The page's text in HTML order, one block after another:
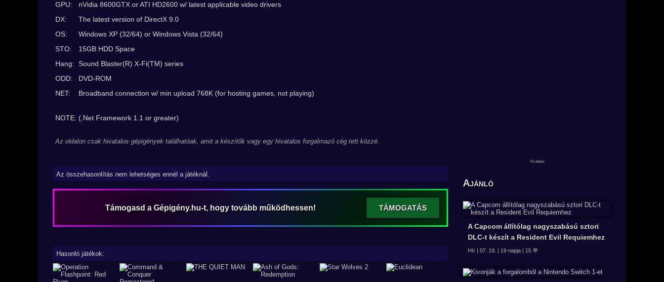
GPU:
nVidia 8600GTX or ATI HD2600 w/ latest applicable video drivers
DX:
The latest version of DirectX 9.0
OS:
Windows XP (32/64) or Windows Vista (32/64)
STO:
15GB HDD Space
Hang:
Sound Blaster(R) X-Fi(TM) series
ODD:
DVD-ROM
NET:
Broadband connection w/ min upload 768K (for hosting games, not playing)
NOTE: (.Net Framework 1.1 or greater)
Az oldalon csak hivatalos gépigények találhatóak, amit a készítők vagy egy hivatalos forgalmazó cég tett közzé.
Az összehasonlítás nem lehetséges ennél a játéknál.
Támogasd a Gépigény.hu-t, hogy tovább működhessen! TÁMOGATÁS
Hasonló játékok:
Ajánló
A Capcom állítólag nagyszabású sztori
DLC-t készít a Resident Evil Requiemhez
Hír | 07. 19. | 19 napja | 15 💬